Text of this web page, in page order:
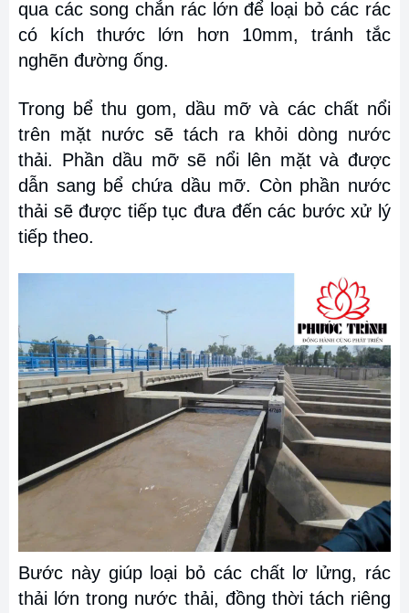
qua các song chắn rác lớn để loại bỏ các rác
có kích thước lớn hơn 10mm, tránh tắc
nghẽn đường ống.
Trong bể thu gom, dầu mỡ và các chất nổi
trên mặt nước sẽ tách ra khỏi dòng nước
thải. Phần dầu mỡ sẽ nổi lên mặt và được
dẫn sang bể chứa dầu mỡ. Còn phần nước
thải sẽ được tiếp tục đưa đến các bước xử lý
tiếp theo.
Bước này giúp loại bỏ các chất lơ lửng, rác
thải lớn trong nước thải, đồng thời tách riêng